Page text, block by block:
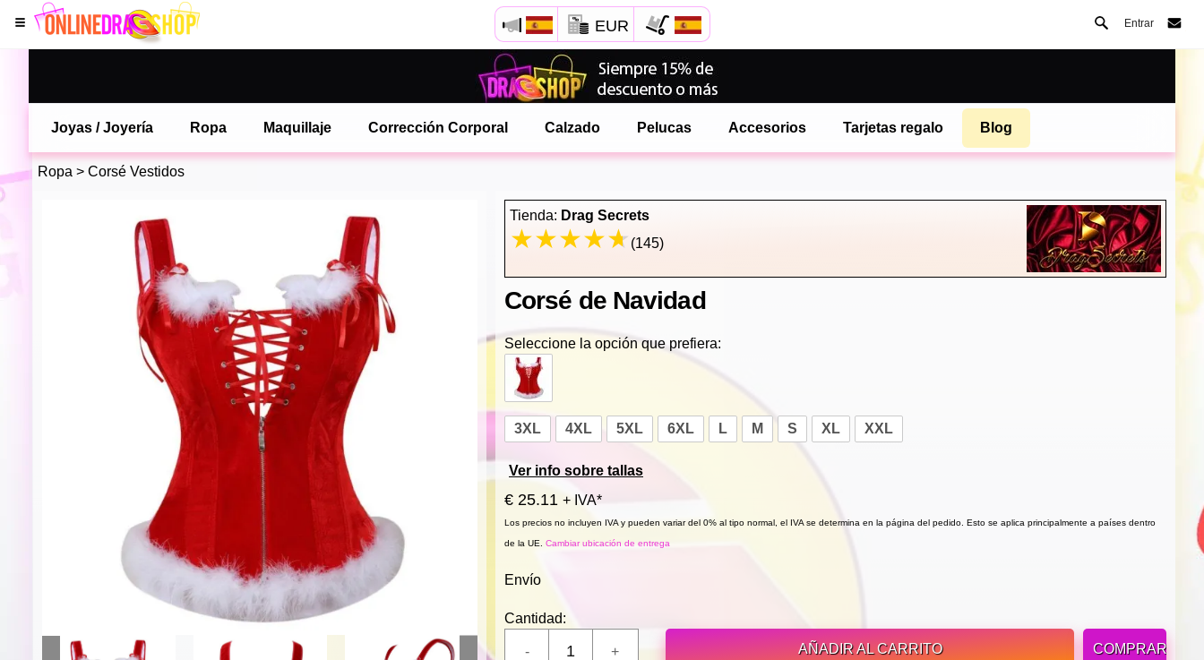
EUR Entrar
Joyas / Joyería Ropa Maquillaje Corrección Corporal Calzado Pelucas Accesorios Tarjetas regalo Blog
Ropa > Corsé Vestidos
Tienda: Drag Secrets
(145)
Corsé de Navidad
Seleccione la opción que prefiera:
3XL 4XL 5XL 6XL L M S XL XXL
Ver info sobre tallas
€ 25.11 + IVA*
Los precios no incluyen IVA y pueden variar del 0% al tipo normal, el IVA se determina en la página del pedido. Esto se aplica principalmente a países dentro
de la UE. Cambiar ubicación de entrega
Envío
Cantidad:
AÑADIR AL CARRITO
COMPRAR
Abre tu menú de Safari.
o toque el botón de safari como se muestra a la izquierda
y toca AÑADIR A LA PANTALLA DE INICIO